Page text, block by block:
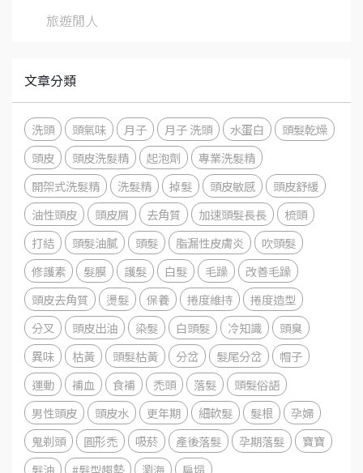
旅遊閒人
文章分類
洗頭 頭氣味 月子 月子 洗頭 水蛋白
頭髮乾燥
頭皮
頭皮洗髮精 起泡劑
專業洗髮精
開架式洗髮精
洗髮精 掉髮 頭皮敏感
頭皮舒緩
油性頭皮
頭皮屑 去角質 加速頭髮長長
梳頭
打結
頭髮油膩 頭髮 脂漏性皮膚炎
吹頭髮
修護素
髮膜 護髮 白髮 毛躁
改善毛躁
頭皮去角質
燙髮 保養 捲度維持
捲度造型
分叉
頭皮出油 染髮 白頭髮 冷知識
頭臭
異味
枯黃 頭髮枯黃 分岔 髮尾分岔
帽子
運動
補血 食補 禿頭 落髮
頭髮俗語
男性頭皮
頭皮水 更年期 細軟髮 髮根
孕婦
鬼剃頭
圓形禿 吸菸 產後落髮 孕期落髮
寶寶